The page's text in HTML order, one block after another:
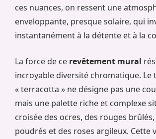
ces nuances, on ressent une
enveloppante, presque solaire, qui
instantanément à la détente et à la
La force de ce revêtement mural
incroyable diversité chromatique. Le
« terracotta » ne désigne pas une
mais une palette riche et complexe
croisée des ocres, des rouges
poudrés et des roses argileux. Cette